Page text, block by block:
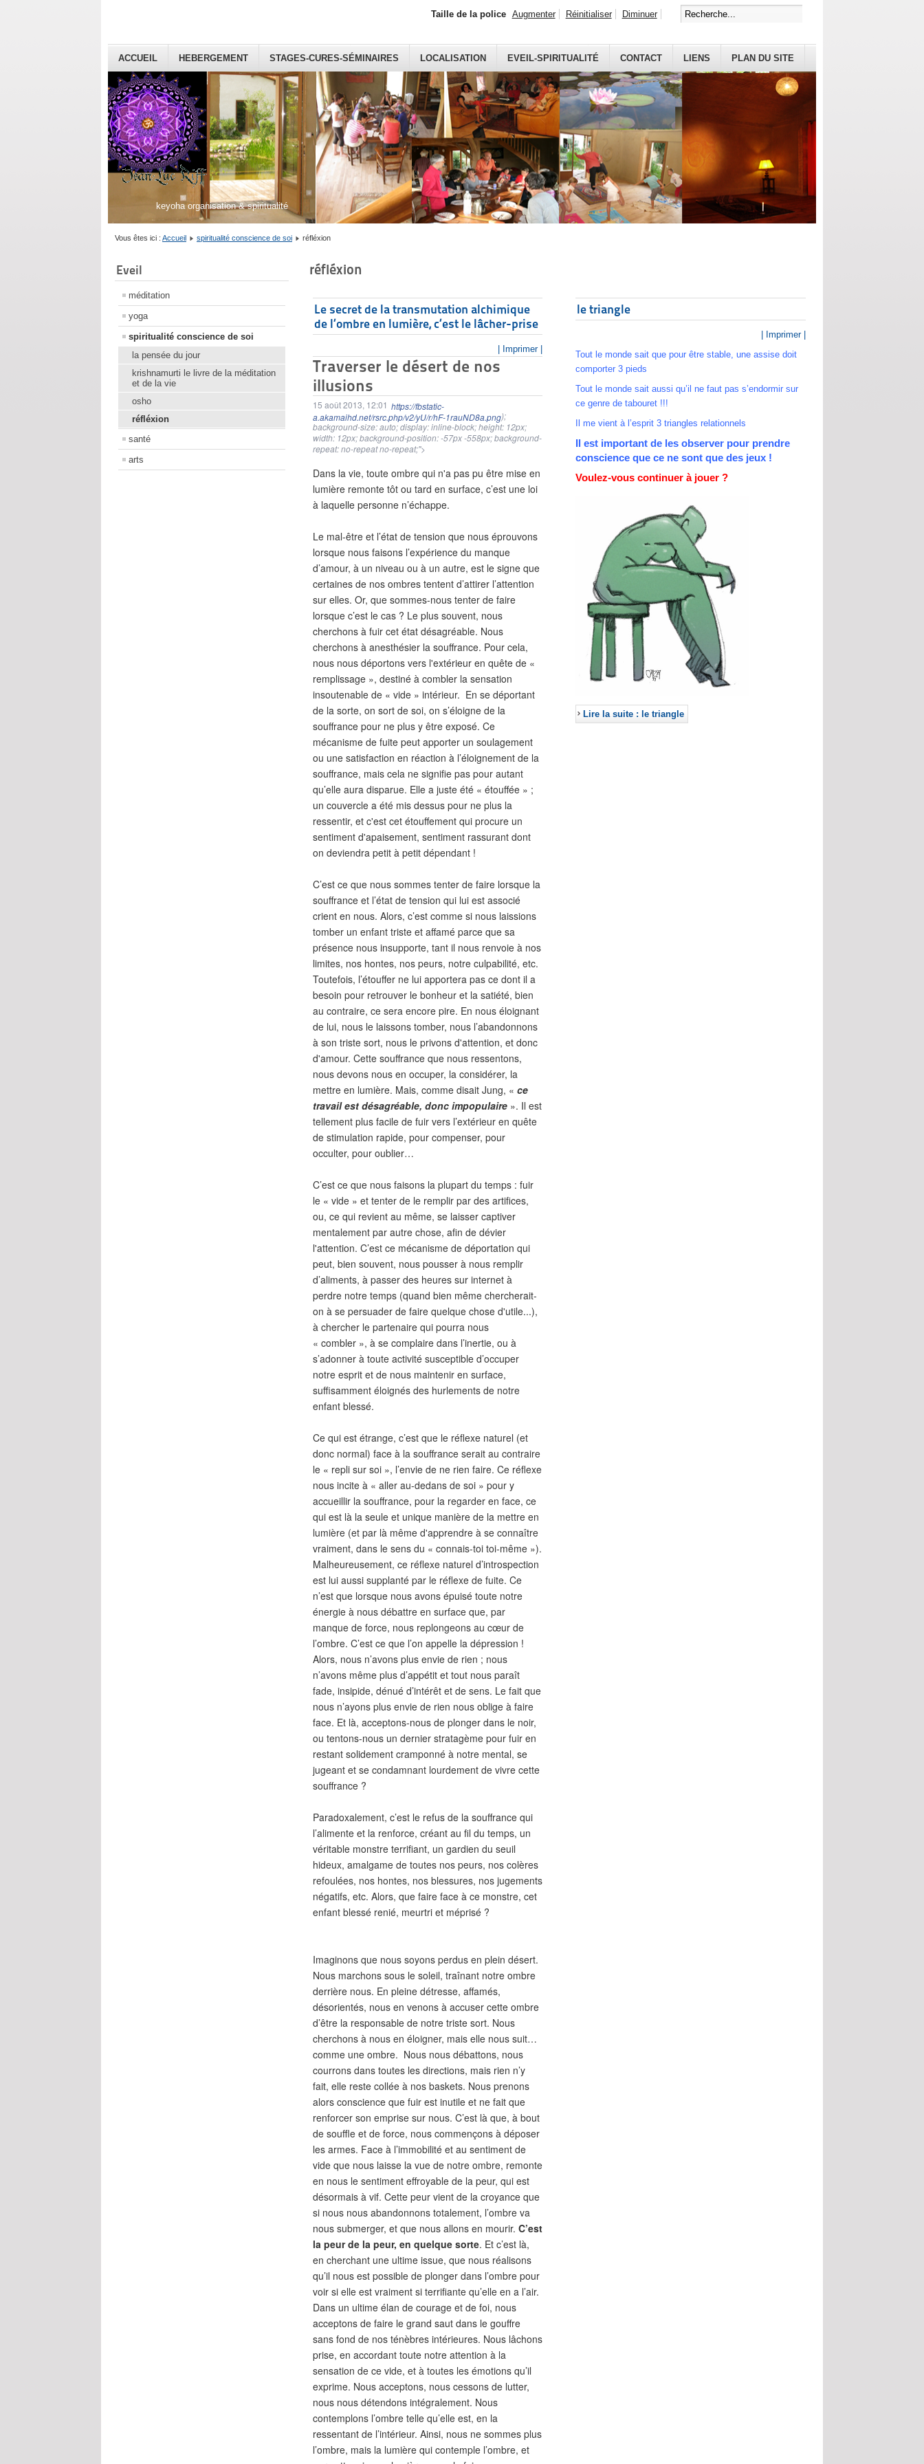
keyoha organisation & spiritualité
ACCUEIL HEBERGEMENT STAGES-CURES-SÉMINAIRES LOCALISATION EVEIL-SPIRITUALITÉ CONTACT LIENS PLAN DU SITE
Taille de la police Augmenter Réinitialiser Diminuer
Vous êtes ici : Accueil spiritualité conscience de soi réfléxion
Eveil
méditation
yoga
spiritualité conscience de soi
la pensée du jour
krishnamurti le livre de la méditation
et de la vie
osho
réfléxion
santé
arts
réfléxion
Le secret de la transmutation alchimique
de l’ombre en lumière, c’est le lâcher-prise
| Imprimer |
Traverser le désert de nos
illusions
15 août 2013, 12:01 https://fbstatic-
a.akamaihd.net/rsrc.php/v2/yU/r/hF-1rauND8a.png);
background-size: auto; display: inline-block; height: 12px;
width: 12px; background-position: -57px -558px; background-
repeat: no-repeat no-repeat;">
Dans la vie, toute ombre qui n'a pas pu être mise en
lumière remonte tôt ou tard en surface, c’est une loi
à laquelle personne n’échappe.
Le mal-être et l’état de tension que nous éprouvons
lorsque nous faisons l’expérience du manque
d’amour, à un niveau ou à un autre, est le signe que
certaines de nos ombres tentent d’attirer l’attention
sur elles. Or, que sommes-nous tenter de faire
lorsque c’est le cas ? Le plus souvent, nous
cherchons à fuir cet état désagréable. Nous
cherchons à anesthésier la souffrance. Pour cela,
nous nous déportons vers l'extérieur en quête de «
remplissage », destiné à combler la sensation
insoutenable de « vide » intérieur. En se déportant
de la sorte, on sort de soi, on s’éloigne de la
souffrance pour ne plus y être exposé. Ce
mécanisme de fuite peut apporter un soulagement
ou une satisfaction en réaction à l’éloignement de la
souffrance, mais cela ne signifie pas pour autant
qu’elle aura disparue. Elle a juste été « étouffée » ;
un couvercle a été mis dessus pour ne plus la
ressentir, et c'est cet étouffement qui procure un
sentiment d'apaisement, sentiment rassurant dont
on deviendra petit à petit dépendant !
C’est ce que nous sommes tenter de faire lorsque la
souffrance et l’état de tension qui lui est associé
crient en nous. Alors, c’est comme si nous laissions
tomber un enfant triste et affamé parce que sa
présence nous insupporte, tant il nous renvoie à nos
limites, nos hontes, nos peurs, notre culpabilité, etc.
Toutefois, l’étouffer ne lui apportera pas ce dont il a
besoin pour retrouver le bonheur et la satiété, bien
au contraire, ce sera encore pire. En nous éloignant
de lui, nous le laissons tomber, nous l’abandonnons
à son triste sort, nous le privons d'attention, et donc
d'amour. Cette souffrance que nous ressentons,
nous devons nous en occuper, la considérer, la
mettre en lumière. Mais, comme disait Jung, « ce
travail est désagréable, donc impopulaire». Il est
tellement plus facile de fuir vers l’extérieur en quête
de stimulation rapide, pour compenser, pour
occulter, pour oublier…
C’est ce que nous faisons la plupart du temps : fuir
le « vide » et tenter de le remplir par des artifices,
ou, ce qui revient au même, se laisser captiver
mentalement par autre chose, afin de dévier
l'attention. C’est ce mécanisme de déportation qui
peut, bien souvent, nous pousser à nous remplir
d’aliments, à passer des heures sur internet à
perdre notre temps (quand bien même chercherait-
on à se persuader de faire quelque chose d'utile...),
à chercher le partenaire qui pourra nous
« combler », à se complaire dans l’inertie, ou à
s’adonner à toute activité susceptible d’occuper
notre esprit et de nous maintenir en surface,
suffisamment éloignés des hurlements de notre
enfant blessé.
Ce qui est étrange, c’est que le réflexe naturel (et
donc normal) face à la souffrance serait au contraire
le « repli sur soi », l’envie de ne rien faire. Ce réflexe
nous incite à « aller au-dedans de soi » pour y
accueillir la souffrance, pour la regarder en face, ce
qui est là la seule et unique manière de la mettre en
lumière (et par là même d'apprendre à se connaître
vraiment, dans le sens du « connais-toi toi-même »).
Malheureusement, ce réflexe naturel d’introspection
est lui aussi supplanté par le réflexe de fuite. Ce
n’est que lorsque nous avons épuisé toute notre
énergie à nous débattre en surface que, par
manque de force, nous replongeons au cœur de
l’ombre. C’est ce que l’on appelle la dépression !
Alors, nous n’avons plus envie de rien ; nous
n’avons même plus d’appétit et tout nous paraît
fade, insipide, dénué d’intérêt et de sens. Le fait que
nous n’ayons plus envie de rien nous oblige à faire
face. Et là, acceptons-nous de plonger dans le noir,
ou tentons-nous un dernier stratagème pour fuir en
restant solidement cramponné à notre mental, se
jugeant et se condamnant lourdement de vivre cette
souffrance ?
Paradoxalement, c’est le refus de la souffrance qui
l’alimente et la renforce, créant au fil du temps, un
véritable monstre terrifiant, un gardien du seuil
hideux, amalgame de toutes nos peurs, nos colères
refoulées, nos hontes, nos blessures, nos jugements
négatifs, etc. Alors, que faire face à ce monstre, cet
enfant blessé renié, meurtri et méprisé ?
Imaginons que nous soyons perdus en plein désert.
Nous marchons sous le soleil, traînant notre ombre
derrière nous. En pleine détresse, affamés,
désorientés, nous en venons à accuser cette ombre
d’être la responsable de notre triste sort. Nous
cherchons à nous en éloigner, mais elle nous suit…
comme une ombre. Nous nous débattons, nous
courrons dans toutes les directions, mais rien n’y
fait, elle reste collée à nos baskets. Nous prenons
alors conscience que fuir est inutile et ne fait que
renforcer son emprise sur nous. C’est là que, à bout
de souffle et de force, nous commençons à déposer
les armes. Face à l’immobilité et au sentiment de
vide que nous laisse la vue de notre ombre, remonte
en nous le sentiment effroyable de la peur, qui est
désormais à vif. Cette peur vient de la croyance que
si nous nous abandonnons totalement, l’ombre va
nous submerger, et que nous allons en mourir. C’est
la peur de la peur, en quelque sorte. Et c’est là,
en cherchant une ultime issue, que nous réalisons
qu’il nous est possible de plonger dans l’ombre pour
voir si elle est vraiment si terrifiante qu’elle en a l’air.
Dans un ultime élan de courage et de foi, nous
acceptons de faire le grand saut dans le gouffre
sans fond de nos ténèbres intérieures. Nous lâchons
prise, en accordant toute notre attention à la
sensation de ce vide, et à toutes les émotions qu’il
exprime. Nous acceptons, nous cessons de lutter,
nous nous détendons intégralement. Nous
contemplons l’ombre telle qu’elle est, en la
ressentant de l’intérieur. Ainsi, nous ne sommes plus
l’ombre, mais la lumière qui contemple l’ombre, et
le triangle
| Imprimer |
Tout le monde sait que pour être stable, une assise doit
comporter 3 pieds
Tout le monde sait aussi qu’il ne faut pas s’endormir sur
ce genre de tabouret !!!
Il me vient à l’esprit 3 triangles relationnels
Il est important de les observer pour prendre
conscience que ce ne sont que des jeux !
Voulez-vous continuer à jouer ?
Lire la suite : le triangle